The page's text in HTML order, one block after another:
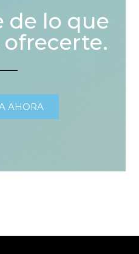
de lo que
AHORA